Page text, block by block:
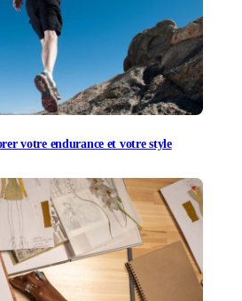
votre endurance et votre style